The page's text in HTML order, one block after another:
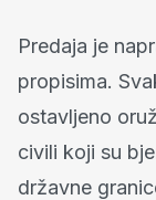
Predaja je
propisima.
ostavljeno
civili koji su
državne